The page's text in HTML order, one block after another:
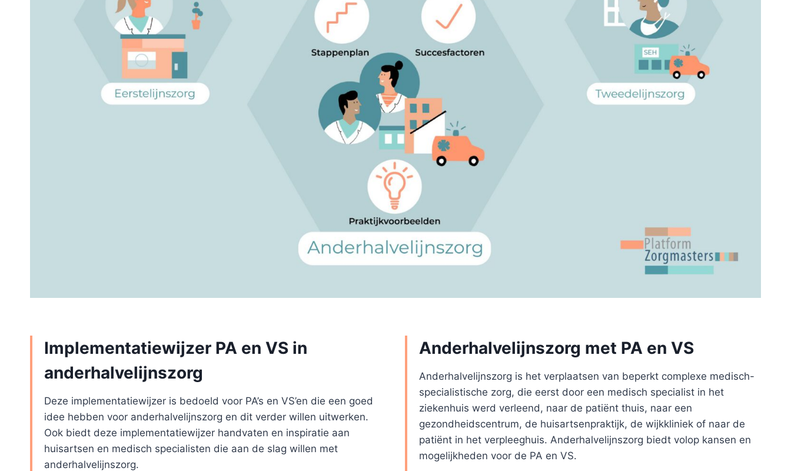
Implementatiewijzer PA en VS in
anderhalvelijnszorg
Deze implementatiewijzer is bedoeld voor PA’s en VS’en die een goed
idee hebben voor anderhalvelijnszorg en dit verder willen uitwerken.
Ook biedt deze implementatiewijzer handvaten en inspiratie aan
huisartsen en medisch specialisten die aan de slag willen met
anderhalvelijnszorg.
Anderhalvelijnszorg met PA en VS
Anderhalvelijnszorg is het verplaatsen van beperkt complexe medisch-
specialistische zorg, die eerst door een medisch specialist in het
ziekenhuis werd verleend, naar de patiënt thuis, naar een
gezondheidscentrum, de huisartsenpraktijk, de wijkkliniek of naar de
patiënt in het verpleeghuis. Anderhalvelijnszorg biedt volop kansen en
mogelijkheden voor de PA en VS.